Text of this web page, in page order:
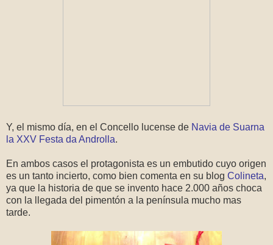
Y, el mismo día, en el Concello lucense de Navia de Suarna
la XXV Festa da Androlla.
En ambos casos el protagonista es un embutido cuyo origen
es un tanto incierto, como bien comenta en su blog Colineta,
ya que la historia de que se invento hace 2.000 años choca
con la llegada del pimentón a la península mucho mas
tarde.